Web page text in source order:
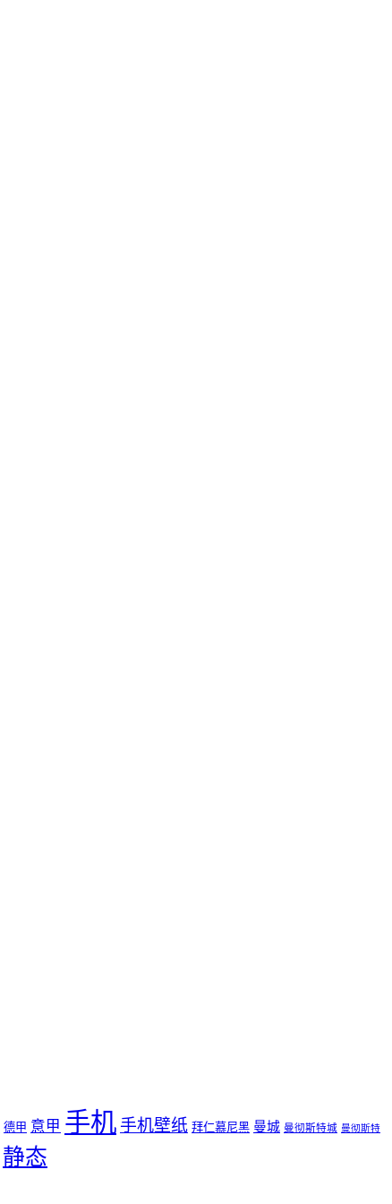
德甲 意甲 手机 手机壁纸 拜仁慕尼黑 曼城 曼彻斯特城 曼彻斯特
静态